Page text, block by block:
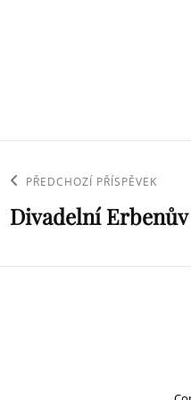
Previous
Post
PŘEDCHOZÍ PŘÍSPĚVEK
Divadelní